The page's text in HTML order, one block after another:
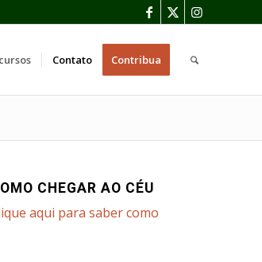
Contato Contribua
CHEGAR AO CÉU
aqui para saber como